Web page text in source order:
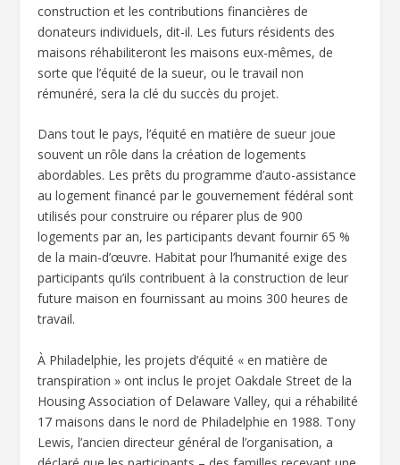
construction et les contributions financières de
donateurs individuels, dit-il. Les futurs résidents des
maisons réhabiliteront les maisons eux-mêmes, de
sorte que l’équité de la sueur, ou le travail non
rémunéré, sera la clé du succès du projet.
Dans tout le pays, l’équité en matière de sueur joue
souvent un rôle dans la création de logements
abordables. Les prêts du programme d’auto-assistance
au logement financé par le gouvernement fédéral sont
utilisés pour construire ou réparer plus de 900
logements par an, les participants devant fournir 65 %
de la main-d’œuvre. Habitat pour l’humanité exige des
participants qu’ils contribuent à la construction de leur
future maison en fournissant au moins 300 heures de
travail.
À Philadelphie, les projets d’équité « en matière de
transpiration » ont inclus le projet Oakdale Street de la
Housing Association of Delaware Valley, qui a réhabilité
17 maisons dans le nord de Philadelphie en 1988. Tony
Lewis, l’ancien directeur général de l’organisation, a